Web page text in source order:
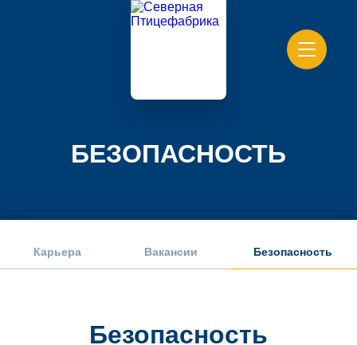
БЕЗОПАСНОСТЬ
Карьера Вакансии Безопасность
Безопасность